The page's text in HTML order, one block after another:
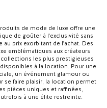
de mode de luxe offre une
de goûter à l'exclusivité sans
au prix exorbitant de l'achat. Des
emblématiques aux créateurs
les plus prestigieuses
à la location. Pour une
un événement glamour ou
se faire plaisir, la location permet
pièces uniques et raffinées,
à une élite restreinte.